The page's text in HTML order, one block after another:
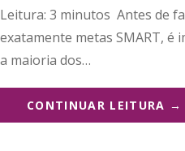
Leitura: 3 minutos Antes de
exatamente metas SMART,
a maioria dos…
CONTINUAR LEITURA →